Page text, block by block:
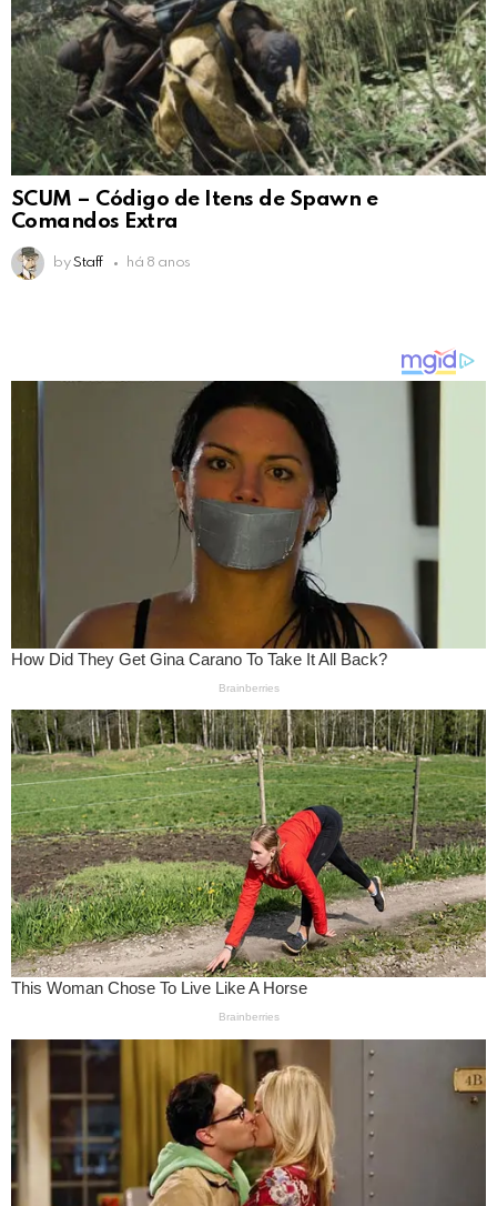
SCUM – Código de Itens de Spawn e
Comandos Extra
by Staff há 8 anos